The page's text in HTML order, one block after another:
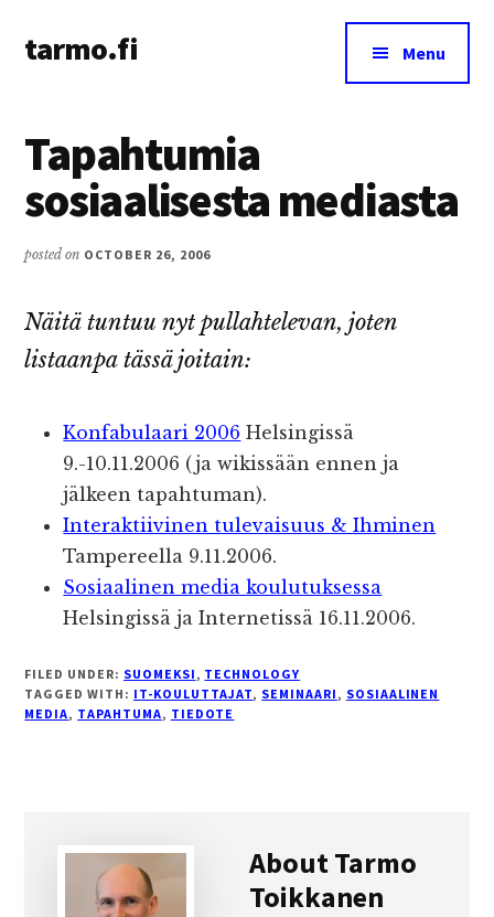
main
primary
menu
tarmo.fi
on
education,
technology,
and
Menu
Tapahtumia
sosiaalisesta mediasta
posted on OCTOBER 26, 2006
Näitä tuntuu nyt pullahtelevan, joten
listaanpa tässä joitain:
Konfabulaari 2006 Helsingissä
9.-10.11.2006 (ja wikissään ennen ja
jälkeen tapahtuman).
Interaktiivinen tulevaisuus & Ihminen
Tampereella 9.11.2006.
Sosiaalinen media koulutuksessa
Helsingissä ja Internetissä 16.11.2006.
FILED UNDER: SUOMEKSI, TECHNOLOGY
TAGGED WITH: IT-KOULUTTAJAT, SEMINAARI, SOSIAALINEN
MEDIA, TAPAHTUMA, TIEDOTE
AboutTarmo
Toikkanen